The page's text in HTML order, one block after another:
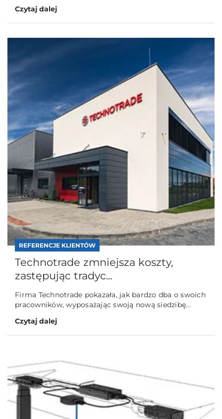
Czytaj dalej
REFERENCJE KLIENTÓW
Technotrade zmniejsza koszty,
zastępując tradyc...
Firma Technotrade pokazała, jak bardzo dba o swoich
pracowników, wyposażając swoją nową siedzibę...
Czytaj dalej